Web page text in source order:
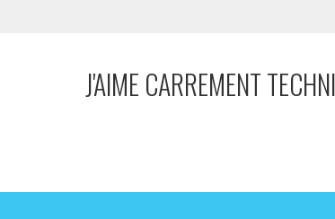
J'AIME CARREMENT